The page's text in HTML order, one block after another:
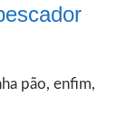
pão, enfim,